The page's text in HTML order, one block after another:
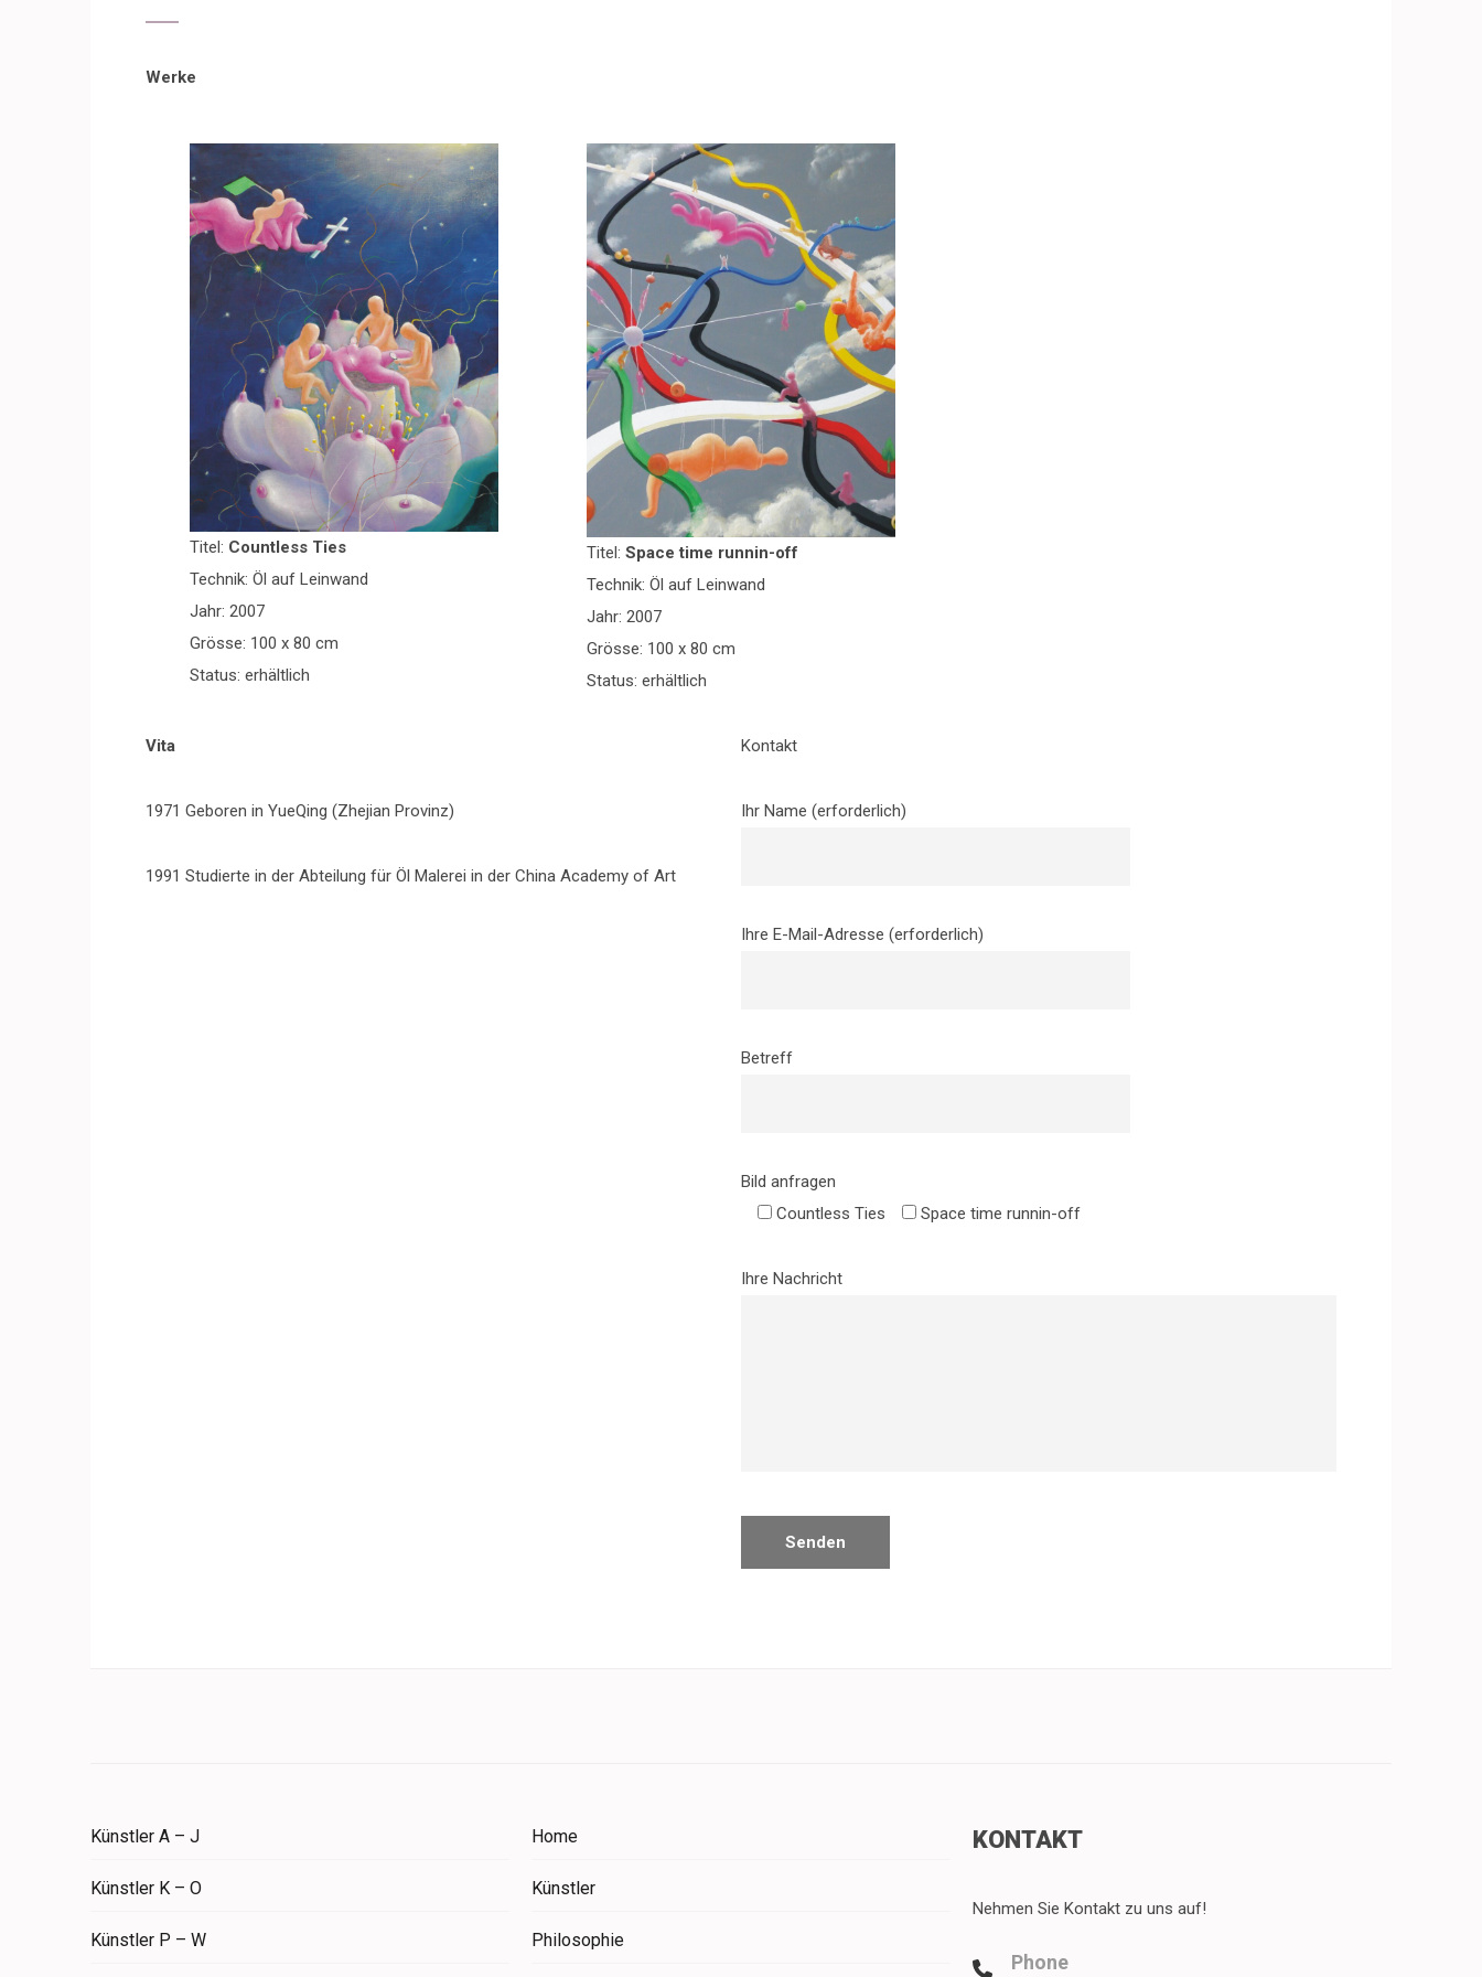
Werke
Titel: Countless Ties
Technik: Öl auf Leinwand
Jahr: 2007
Grösse: 100 x 80 cm
Status: erhältlich
Titel: Space time runnin-off
Technik: Öl auf Leinwand
Jahr: 2007
Grösse: 100 x 80 cm
Status: erhältlich
Vita
1971 Geboren in YueQing (Zhejian Provinz)
1991 Studierte in der Abteilung für Öl Malerei in der China Academy of Art
Kontakt
Ihr Name (erforderlich)
Ihre E-Mail-Adresse (erforderlich)
Betreff
Bild anfragen
Countless Ties
Space time runnin-off
Ihre Nachricht
Künstler A – J
Künstler K – O
Künstler P – W
Home
Künstler
Philosophie
KONTAKT
Nehmen Sie Kontakt zu uns auf!
Phone